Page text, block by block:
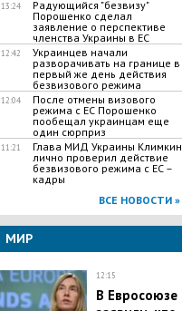
13:24
Радующийся "безвизу"
Порошенко сделал
заявление о перспективе
членства Украины в ЕС
12:42
Украинцев начали
разворачивать на границе в
первый же день действия
безвизового режима
12:04
После отмены визового
режима с ЕС Порошенко
пообещал украинцам еще
один сюрприз
11:21
Глава МИД Украины Климкин
лично проверил действие
безвизового режима с ЕС –
кадры
ВСЕ НОВОСТИ »
МИР
12:15
В Евросоюзе